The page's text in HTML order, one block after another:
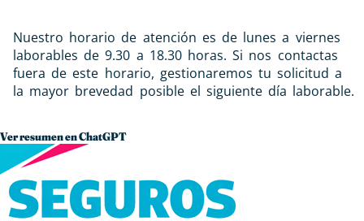
Nuestro horario de atención es de lunes a viernes
laborables de 9.30 a 18.30 horas. Si nos contactas
fuera de este horario, gestionaremos tu solicitud a
la mayor brevedad posible el siguiente día laborable.
Ver resumen en ChatGPT